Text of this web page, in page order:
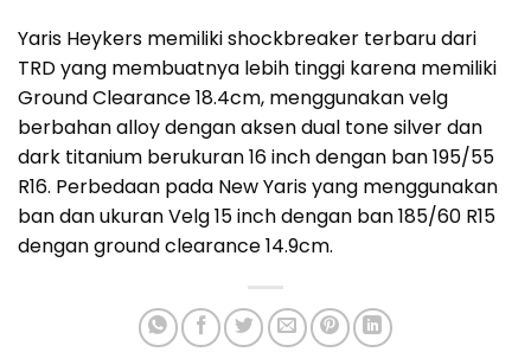
Yaris Heykers memiliki shockbreaker terbaru dari
TRD yang membuatnya lebih tinggi karena memiliki
Ground Clearance 18.4cm, menggunakan velg
berbahan alloy dengan aksen dual tone silver dan
dark titanium berukuran 16 inch dengan ban 195/55
R16. Perbedaan pada New Yaris yang menggunakan
ban dan ukuran Velg 15 inch dengan ban 185/60 R15
dengan ground clearance 14.9cm.